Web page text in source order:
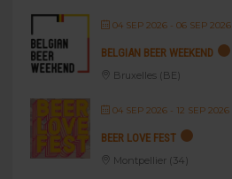
04 SEP 2026- 06 SEP 2026
BELGIAN BEER WEEKEND
Bruxelles (BE)
04 SEP 2026- 12 SEP 2026
BEER LOVE FEST
Montpellier (34)